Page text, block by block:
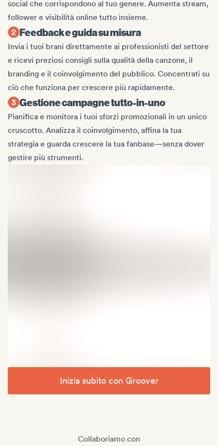
social che corrispondono al tuo genere. Aumenta stream,
follower e visibilità online tutto insieme.
Feedback e guida su misura
Invia i tuoi brani direttamente ai professionisti del settore
e ricevi preziosi consigli sulla qualità della canzone, il
branding e il coinvolgimento del pubblico. Concentrati su
ciò che funziona per crescere più rapidamente.
Gestione campagne tutto-in-uno
Pianifica e monitora i tuoi sforzi promozionali in un unico
cruscotto. Analizza il coinvolgimento, affina la tua
strategia e guarda crescere la tua fanbase—senza dover
gestire più strumenti.
Inizia subito con Groover
Collaboriamo con